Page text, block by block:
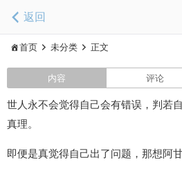
返回
首页 未分类 正文
内容 评论
世人永不会觉得自己会有错误，判若
真理。
即便是真觉得自己出了问题，那想阿